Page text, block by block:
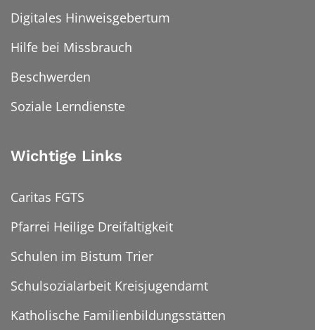
Digitales Hinweisgebertum
Hilfe bei Missbrauch
Beschwerden
Soziale Lerndienste
Wichtige Links
Caritas FGTS
Pfarrei Heilige Dreifaltigkeit
Schulen im Bistum Trier
Schulsozialarbeit Kreisjugendamt
Katholische Familienbildungsstätten